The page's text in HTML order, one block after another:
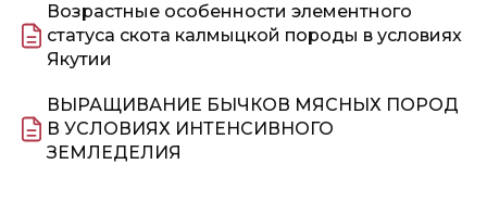
Возрастные особенности элементного
статуса скота калмыцкой породы в условиях
Якутии
ВЫРАЩИВАНИЕ БЫЧКОВ МЯСНЫХ ПОРОД
В УСЛОВИЯХ ИНТЕНСИВНОГО
ЗЕМЛЕДЕЛИЯ